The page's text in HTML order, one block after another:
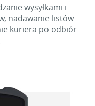
wysyłkami i
nadawanie listów
kuriera po odbiór